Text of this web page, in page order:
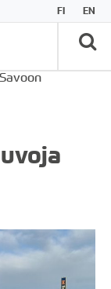
FI EN